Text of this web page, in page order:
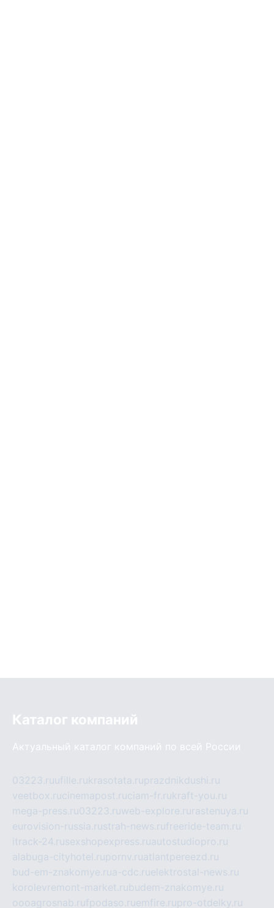
Каталог компаний
Актуальный каталог компаний по всей России
03223.ruufille.rukrasotata.ruprazdnikdushi.ru
veetbox.rucinemapost.ruciam-fr.rukraft-you.ru
mega-press.ru03223.ruweb-explore.ru rastenuya.ru
eurovision-russia.rustrah-news.rufreeride-team.ru
itrack-24.rusexshopexpress.ruautostudiopro.ru
alabuga-cityhotel.rupornv.ruatlantpereezd.ru
bud-em-znakomye.rua-cdc.ruelektrostal-news.ru
korolevremont-market.rubudem-znakomye.ru
oooagrosnab.rufpodaso.ruemfire.rupro-otdelky.ru